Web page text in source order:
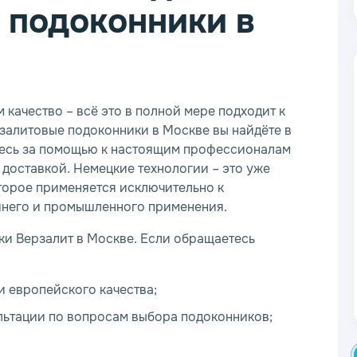
в
– всё это в полной мере подходит к
подоконники в Москве вы найдёте в
за помощью к настоящим профессионалам
Немецкие технологии – это уже
применяется исключительно к
и промышленного применения.
Верзалит в Москве. Если обращаетесь
качества;
по вопросам выбора подоконников;